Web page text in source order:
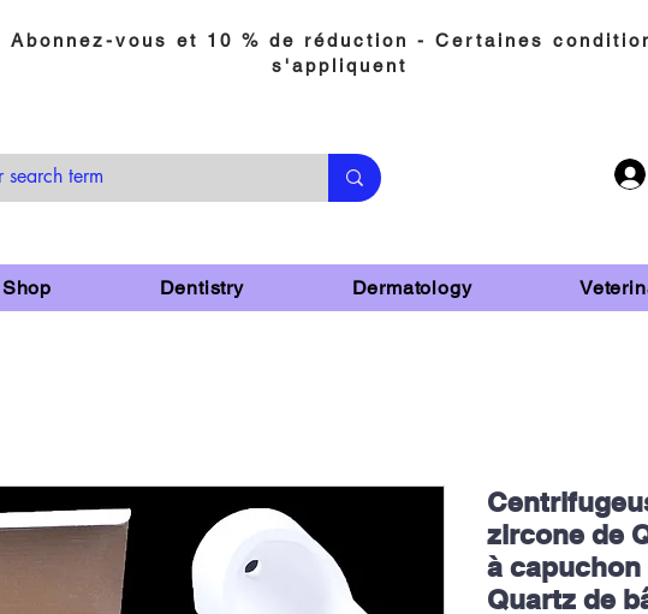
Abonnez-vous et 10 % de réduction - Certaines
s'appliquent
Shop Dentistry Dermatology
zircone de
à
Quartz de